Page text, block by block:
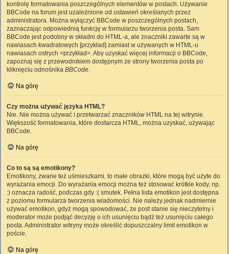
kontrolę formatowania poszczególnych elementów w postach. Używanie
BBCode na forum jest uzależnione od ustawień określanych przez
administratora. Można wyłączyć BBCode w poszczególnych postach,
zaznaczając odpowiednią funkcję w formularzu tworzenia posta. Sam
BBCode jest podobny w składni do HTML-a, ale znaczniki zawarte są w
nawiasach kwadratowych [przykład] zamiast w używanych w HTML-u
nawiasach ostrych <przykład>. Aby uzyskać więcej informacji o BBCode,
zapoznaj się z przewodnikiem dostępnym ze strony tworzenia posta po
kliknięciu odnośnika BBCode.
Na górę
Czy można używać języka HTML?
Nie. Nie można używać i przetwarzać znaczników HTML na tej witrynie.
Większość formatowania, które dostarcza HTML, można uzyskać, używając
BBCode.
Na górę
Co to są są emotikony?
Emotikony, zwane też uśmieszkami, to małe obrazki, które mogą być użyte do
wyrażania emocji. Do wyrażania emocji można też stosować krótkie kody, np.
:) oznacza radość, podczas gdy :( smutek. Pełna lista emotikon jest dostępna
z poziomu formularza tworzenia wiadomości. Nie należy jednak nadmiernie
używać emotikon, gdyż mogą spowodować, że post stanie się nieczytelny i
moderator może podjąć decyzję o ich usunięciu bądź też usunięciu całego
posta. Administrator witryny może określić dopuszczalny limit emotikon w
poście.
Na górę